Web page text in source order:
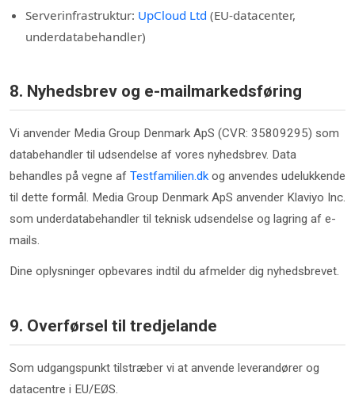
Serverinfrastruktur: UpCloud Ltd (EU-datacenter,
underdatabehandler)
8. Nyhedsbrev og e-mailmarkedsføring
Vi anvender Media Group Denmark ApS (CVR: 35809295) som
databehandler til udsendelse af vores nyhedsbrev. Data
behandles på vegne af Testfamilien.dk og anvendes udelukkende
til dette formål. Media Group Denmark ApS anvender Klaviyo Inc.
som underdatabehandler til teknisk udsendelse og lagring af e-
mails.
Dine oplysninger opbevares indtil du afmelder dig nyhedsbrevet.
9. Overførsel til tredjelande
Som udgangspunkt tilstræber vi at anvende leverandører og
datacentre i EU/EØS.